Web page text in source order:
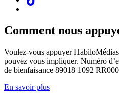
Comment nous
Voulez-vous appuyer
pouvez vous impliquer. Numéro
de bienfaisance 89018 1092
En savoir plus